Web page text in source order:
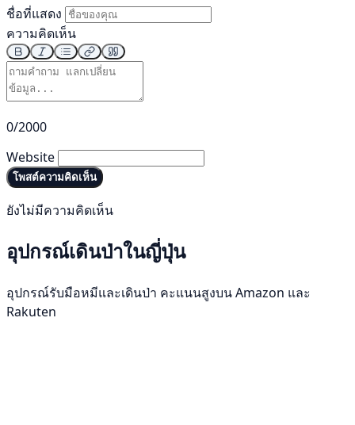
ชื่อที่แสดง
ความคิดเห็น
0/2000
Website
โพสต์ความคิดเห็น
ยังไม่มีความคิดเห็น
อุปกรณ์เดินป่าในญี่ปุ่น
อุปกรณ์รับมือหมีและเดินป่า คะแนนสูงบน Amazon และ
Rakuten